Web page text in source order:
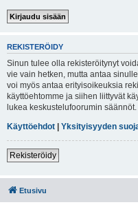
REKISTERÖIDY
Sinun tulee olla rekisteröitynyt
vie vain hetken, mutta antaa
voi myös antaa erityisoikeuksia
käyttöehtomme ja siihen liittyvät
lukea keskustelufoorumin säännöt.
Käyttöehdot | Yksityisyyden
Rekisteröidy
Etusivu